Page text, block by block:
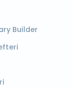
Builder